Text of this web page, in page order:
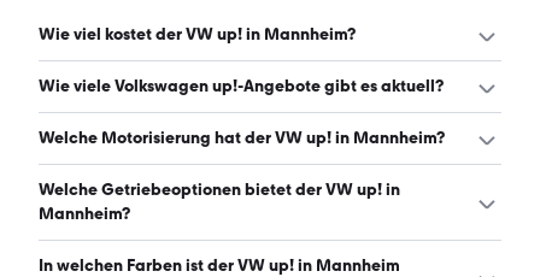
Wie viel kostet der VW up! in Mannheim?
Ein guter Preis für einen VW up! in Mannheim liegt
ab 134 € monatlich. (Stand: 7.8.2026)
Wie viele Volkswagen up!-Angebote gibt es aktuell?
Es gibt insgesamt 30 Volkswagen up! bei mobile.de,
Welche Motorisierung hat der VW up! in Mannheim?
Der VW up! in Mannheim hat Leistungen zwischen 60 und
75 PS. (Stand: 7.8.2026)
Welche Getriebeoptionen bietet der VW up! in
Mannheim?
Der VW up! in Mannheim ist mit manuellem und
In welchen Farben ist der VW up! in Mannheim